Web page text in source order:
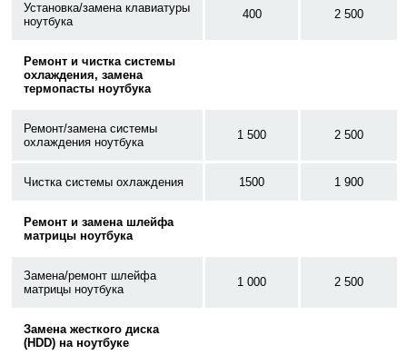
Установка/замена клавиатуры
ноутбука
400 2 500
Ремонт и чистка системы
охлаждения, замена
термопасты ноутбука
Ремонт/замена системы
охлаждения ноутбука
1 500 2 500
Чистка системы охлаждения 1500 1 900
Ремонт и замена шлейфа
матрицы ноутбука
Замена/ремонт шлейфа
матрицы ноутбука
1 000 2 500
Замена жесткого диска
(HDD) на ноутбуке